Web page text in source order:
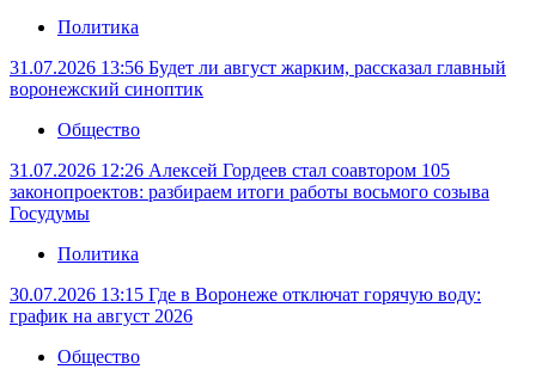
Политика
31.07.2026 13:56 Будет ли август жарким, рассказал главный
воронежский синоптик
Общество
31.07.2026 12:26 Алексей Гордеев стал соавтором 105
законопроектов: разбираем итоги работы восьмого созыва
Госудумы
Политика
30.07.2026 13:15 Где в Воронеже отключат горячую воду:
график на август 2026
Общество